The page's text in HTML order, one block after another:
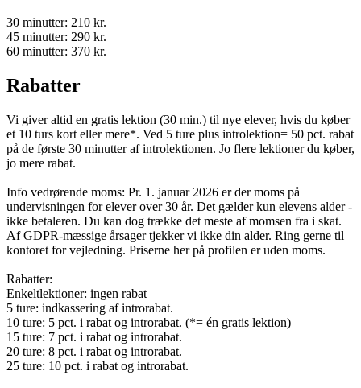
30 minutter: 210 kr.
45 minutter: 290 kr.
60 minutter: 370 kr.
Rabatter
Vi giver altid en gratis lektion (30 min.) til nye elever, hvis du køber
et 10 turs kort eller mere*. Ved 5 ture plus introlektion= 50 pct. rabat
på de første 30 minutter af introlektionen. Jo flere lektioner du køber,
jo mere rabat.
Info vedrørende moms: Pr. 1. januar 2026 er der moms på
undervisningen for elever over 30 år. Det gælder kun elevens alder -
ikke betaleren. Du kan dog trække det meste af momsen fra i skat.
Af GDPR-mæssige årsager tjekker vi ikke din alder. Ring gerne til
kontoret for vejledning. Priserne her på profilen er uden moms.
Rabatter:
Enkeltlektioner: ingen rabat
5 ture: indkassering af introrabat.
10 ture: 5 pct. i rabat og introrabat. (*= én gratis lektion)
15 ture: 7 pct. i rabat og introrabat.
20 ture: 8 pct. i rabat og introrabat.
25 ture: 10 pct. i rabat og introrabat.